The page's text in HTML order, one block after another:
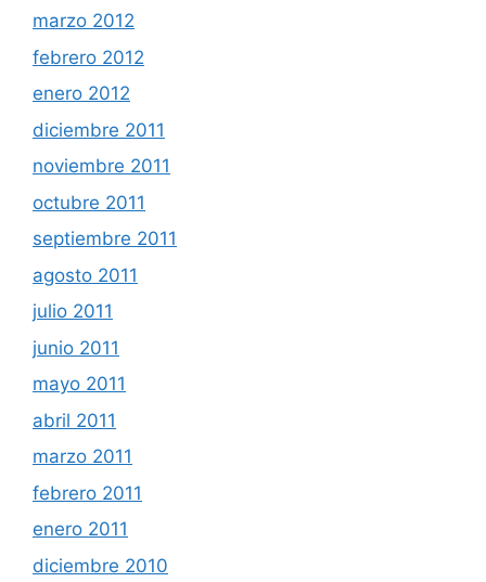
marzo 2012
febrero 2012
enero 2012
diciembre 2011
noviembre 2011
octubre 2011
septiembre 2011
agosto 2011
julio 2011
junio 2011
mayo 2011
abril 2011
marzo 2011
febrero 2011
enero 2011
diciembre 2010